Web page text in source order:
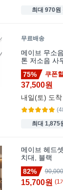
최대 970원
무료배송
메이브 무소
톤 저소음 사
75%
쿠폰
37,500원
내일(토) 도
최대 1,875
메이브 헤드
치대, 블랙
82%
15,700원 (1